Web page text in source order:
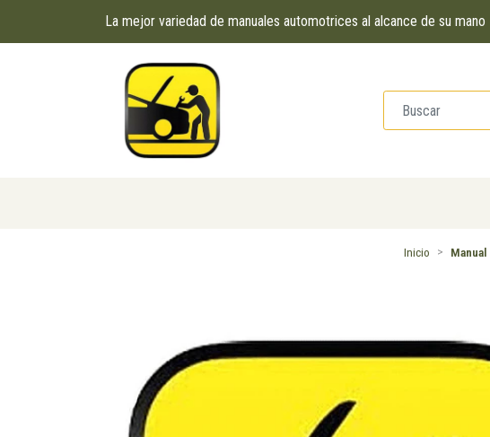
La mejor variedad de manuales automotrices al alcance de su mano
Inicio